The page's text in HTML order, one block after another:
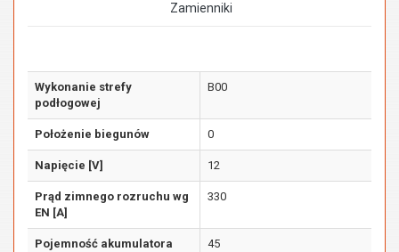
Zamienniki
Wykonanie strefy
podłogowej
B00
Położenie biegunów 0
Napięcie [V] 12
Prąd zimnego rozruchu wg
EN [A]
330
Pojemność akumulatora
45